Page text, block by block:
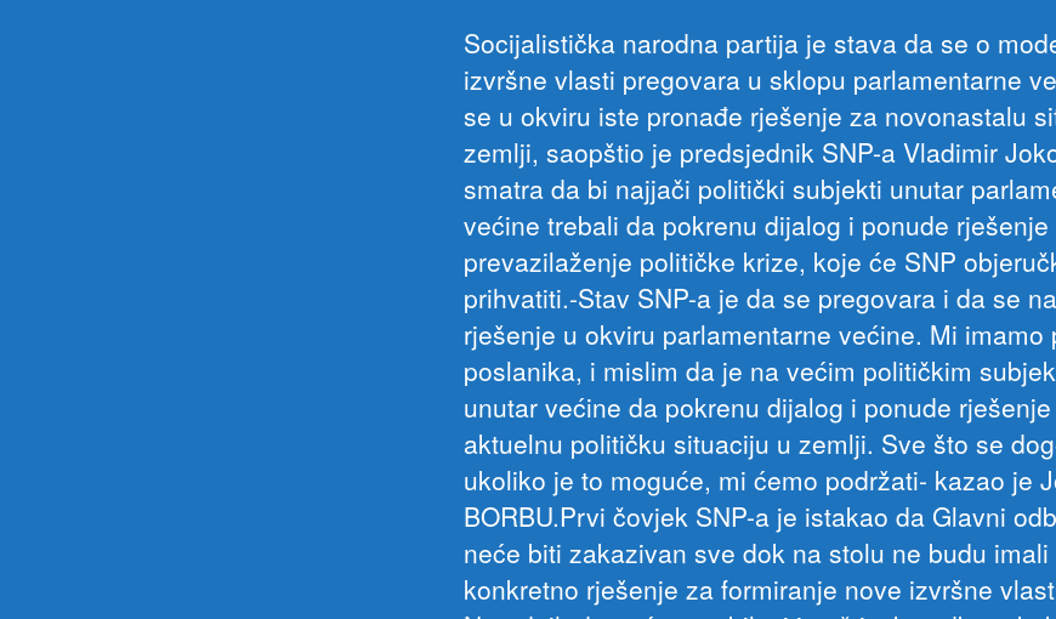
Socijalistička narodna partija je stava da se o
izvršne vlasti pregovara u sklopu parlamentarne
se u okviru iste pronađe rješenje za novonastalu
zemlji, saopštio je predsjednik SNP-a Vladimir
smatra da bi najjači politički subjekti unutar
većine trebali da pokrenu dijalog i ponude rješenje
prevazilaženje političke krize, koje će SNP
prihvatiti.-Stav SNP-a je da se pregovara i da se
rješenje u okviru parlamentarne većine. Mi imamo
poslanika, i mislim da je na većim političkim
unutar većine da pokrenu dijalog i ponude
aktuelnu političku situaciju u zemlji. Sve što se
ukoliko je to moguće, mi ćemo podržati- kazao je
BORBU.Prvi čovjek SNP-a je istakao da Glavni
neće biti zakazivan sve dok na stolu ne budu imali
konkretno rješenje za formiranje nove izvršne